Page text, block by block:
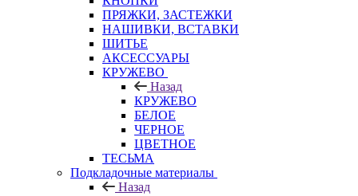
ПРЯЖКИ, ЗАСТЕЖКИ
НАШИВКИ, ВСТАВКИ
ШИТЬЕ
АКСЕССУАРЫ
КРУЖЕВО
Назад
КРУЖЕВО
БЕЛОЕ
ЧЕРНОЕ
ЦВЕТНОЕ
ТЕСЬМА
Подкладочные материалы
Назад